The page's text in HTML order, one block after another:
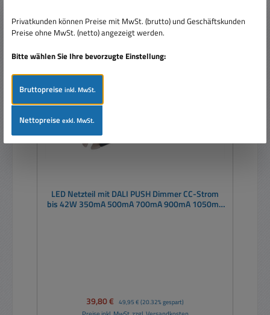
LED Netzteil mit DALI PUSH Dimmer CC-Strom
bis 42W 350mA 500mA 700mA 900mA 1050mA
Verkaufspreis:
39,80 € Regulärer Preis:
49,95 € (20.32% gespart)
Privatkunden können Preise mit MwSt. (brutto) und Geschäftskunden
Preise ohne MwSt. (netto) angezeigt werden.
Bitte wählen Sie Ihre bevorzugte Einstellung:
Bruttopreiseinkl. MwSt.
Nettopreiseexkl. MwSt.